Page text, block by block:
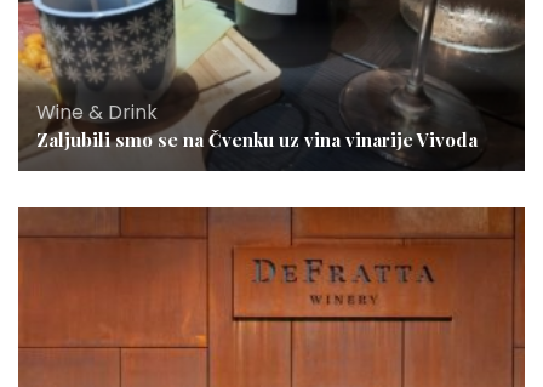
Wine & Drink
Zaljubili smo se na Čvenku uz vina vinarije Vivoda